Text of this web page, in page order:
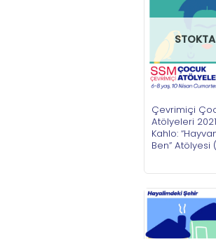
Çevrimiçi
Atölyeleri
Kahlo:
Ben”